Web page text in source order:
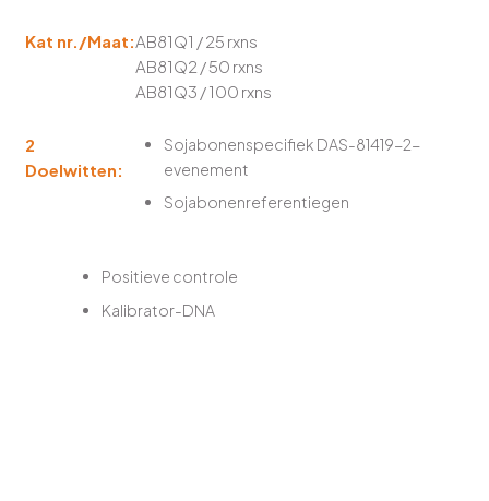
Kat nr./Maat:AB81Q1 / 25 rxns
AB81Q2 / 50 rxns
AB81Q3 / 100 rxns
2
Doelwitten:
Sojabonenspecifiek DAS-81419-2-
evenement
Sojabonenreferentiegen
Positieve controle
Kalibrator-DNA